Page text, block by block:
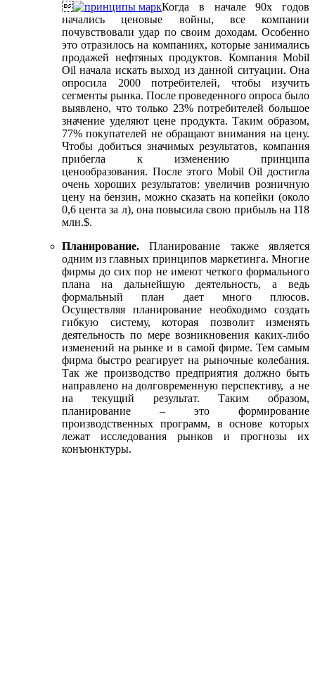

Когда в начале 90х годов
начались ценовые войны, все компании
почувствовали удар по своим доходам. Особенно
это отразилось на компаниях, которые занимались
продажей нефтяных продуктов. Компания Mobil
Oil начала искать выход из данной ситуации. Она
опросила 2000 потребителей, чтобы изучить
сегменты рынка. После проведенного опроса было
выявлено, что только 23% потребителей большое
значение уделяют цене продукта. Таким образом,
77% покупателей не обращают внимания на цену.
Чтобы добиться значимых результатов, компания
прибегла к изменению принципа
ценообразования. После этого Mobil Oil достигла
очень хороших результатов: увеличив розничную
цену на бензин, можно сказать на копейки (около
0,6 цента за л), она повысила свою прибыль на 118
млн.$.
Планирование. Планирование также является
одним из главных принципов маркетинга. Многие
фирмы до сих пор не имеют четкого формального
плана на дальнейшую деятельность, а ведь
формальный план дает много плюсов.
Осуществляя планирование необходимо создать
гибкую систему, которая позволит изменять
деятельность по мере возникновения каких-либо
изменений на рынке и в самой фирме. Тем самым
фирма быстро реагирует на рыночные колебания.
Так же производство предприятия должно быть
направлено на долговременную перспективу, а не
на текущий результат. Таким образом,
планирование – это формирование
производственных программ, в основе которых
лежат исследования рынков и прогнозы их
конъюнктуры.